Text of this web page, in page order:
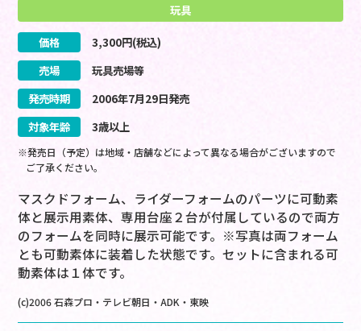
玩具
価格 3,300円(税込)
売場
玩具売場等
発売時期
2006年7月29日発売
対象年齢
3歳以上
※発売日（予定）は地域・店舗などによって異なる場合がございますので
ご了承ください。
マスクドフォーム、ライダーフォームのパーツに可動素
体と展示用素体、専用台座２台が付属しているので両方
のフォームを同時に展示可能です。※写真は両フォーム
とも可動素体に装着した状態です。セットに含まれる可
動素体は１体です。
(c)2006 石森プロ・テレビ朝日・ADK・東映